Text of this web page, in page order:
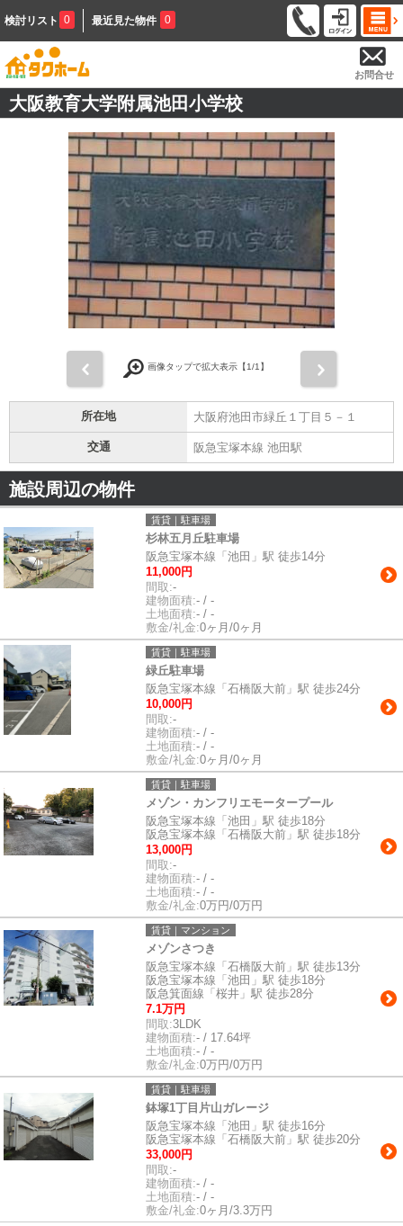
検討リスト 0 最近見た物件 0
お問合せ
大阪教育大学附属池田小学校
画像タップで拡大表示【1/1】
所在地 大阪府池田市緑丘１丁目５－１
交通 阪急宝塚本線 池田駅
施設周辺の物件
賃貸｜駐車場
杉林五月丘駐車場
阪急宝塚本線「池田」駅 徒歩14分
11,000円
間取:-
建物面積:- / -
土地面積:- / -
敷金/礼金:0ヶ月/0ヶ月
賃貸｜駐車場
緑丘駐車場
阪急宝塚本線「石橋阪大前」駅 徒歩24分
10,000円
間取:-
建物面積:- / -
土地面積:- / -
敷金/礼金:0ヶ月/0ヶ月
賃貸｜駐車場
メゾン・カンフリエモータープール
阪急宝塚本線「池田」駅 徒歩18分
阪急宝塚本線「石橋阪大前」駅 徒歩18分
13,000円
間取:-
建物面積:- / -
土地面積:- / -
敷金/礼金:0万円/0万円
賃貸｜マンション
メゾンさつき
阪急宝塚本線「石橋阪大前」駅 徒歩13分
阪急宝塚本線「池田」駅 徒歩18分
阪急箕面線「桜井」駅 徒歩28分
7.1万円
間取:3LDK
建物面積:- / 17.64坪
土地面積:- / -
敷金/礼金:0万円/0万円
賃貸｜駐車場
鉢塚1丁目片山ガレージ
阪急宝塚本線「池田」駅 徒歩16分
阪急宝塚本線「石橋阪大前」駅 徒歩20分
33,000円
間取:-
建物面積:- / -
土地面積:- / -
敷金/礼金:0ヶ月/3.3万円